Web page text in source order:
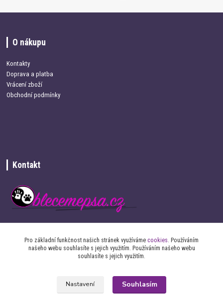
O nákupu
Kontakty
Doprava a platba
Vrácení zboží
Obchodní podmínky
Kontakt
info@oblecemepsa.cz
Pro základní funkčnost našich stránek využíváme cookies. Používáním
našeho webu souhlasíte s jejich využitím. Používáním našeho webu
souhlasíte s jejich využitím.
Nastavení Souhlasím